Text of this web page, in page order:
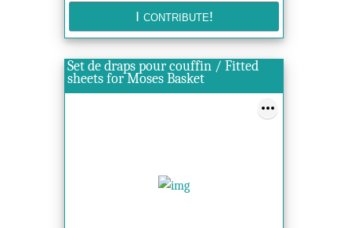
Set de draps pour couffin / Fitted
sheets for Moses Basket